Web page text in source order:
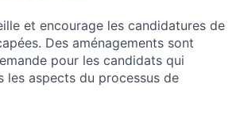
et encourage les candidatures de
Des aménagements sont
pour les candidats qui
les aspects du processus de